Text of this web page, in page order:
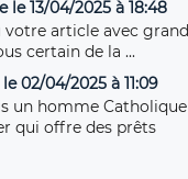
le 13/04/2025 à 18:48
vous certain de la ...
02/04/2025 à 11:09
un homme Catholique
qui offre des prêts